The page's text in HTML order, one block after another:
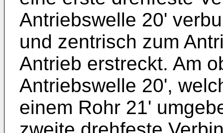
Antriebswelle 20'
und zentrisch zum
Antrieb erstreckt. Am
Antriebswelle 20',
einem Rohr 21'